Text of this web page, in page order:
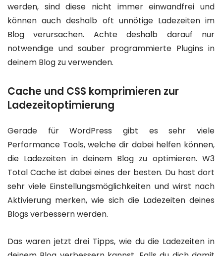
werden, sind diese nicht immer einwandfrei und
können auch deshalb oft unnötige Ladezeiten im
Blog verursachen. Achte deshalb darauf nur
notwendige und sauber programmierte Plugins in
deinem Blog zu verwenden.
Cache und CSS komprimieren zur
Ladezeitoptimierung
Gerade für WordPress gibt es sehr viele
Performance Tools, welche dir dabei helfen können,
die Ladezeiten in deinem Blog zu optimieren. W3
Total Cache ist dabei eines der besten. Du hast dort
sehr viele Einstellungsmöglichkeiten und wirst nach
Aktivierung merken, wie sich die Ladezeiten deines
Blogs verbessern werden.
Das waren jetzt drei Tipps, wie du die Ladezeiten in